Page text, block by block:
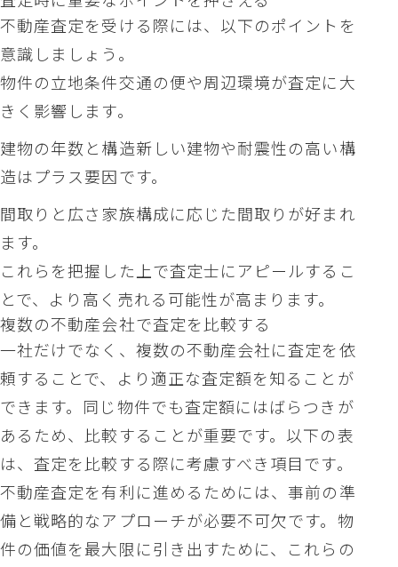
不動産査定を受ける際には、以下のポイントを
意識しましょう。
物件の立地条件交通の便や周辺環境が査定に大
きく影響します。
建物の年数と構造新しい建物や耐震性の高い構
造はプラス要因です。
間取りと広さ家族構成に応じた間取りが好まれ
ます。
これらを把握した上で査定士にアピールするこ
とで、より高く売れる可能性が高まります。
複数の不動産会社で査定を比較する
一社だけでなく、複数の不動産会社に査定を依
頼することで、より適正な査定額を知ることが
できます。同じ物件でも査定額にはばらつきが
あるため、比較することが重要です。以下の表
は、査定を比較する際に考慮すべき項目です。
不動産査定を有利に進めるためには、事前の準
備と戦略的なアプローチが必要不可欠です。物
件の価値を最大限に引き出すために、これらの